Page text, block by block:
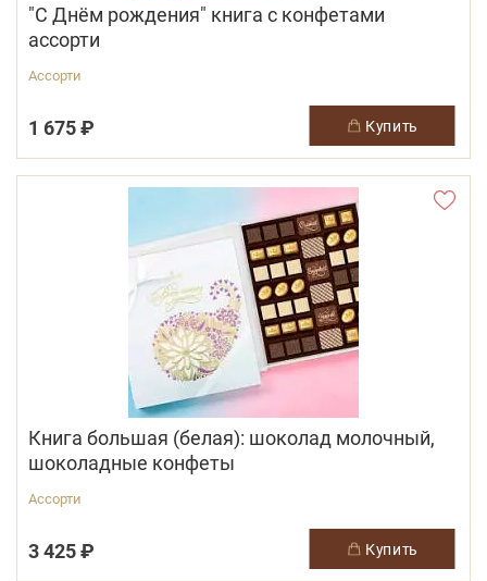
"С Днём рождения" книга с конфетами
ассорти
Ассорти
1 675 ₽ купить
Книга большая (белая): шоколад молочный,
шоколадные конфеты
Ассорти
3 425 ₽ купить